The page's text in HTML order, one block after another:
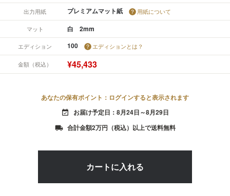
出力用紙 プレミアムマット紙 用紙について
マット 白 2mm
エディション 100 エディションとは？
金額（税込） ¥45,433
あなたの保有ポイント：ログインすると表示されます
event_available お届け予定日：8月24日～8月29日
local_shipping 合計金額2万円（税込）以上で送料無料